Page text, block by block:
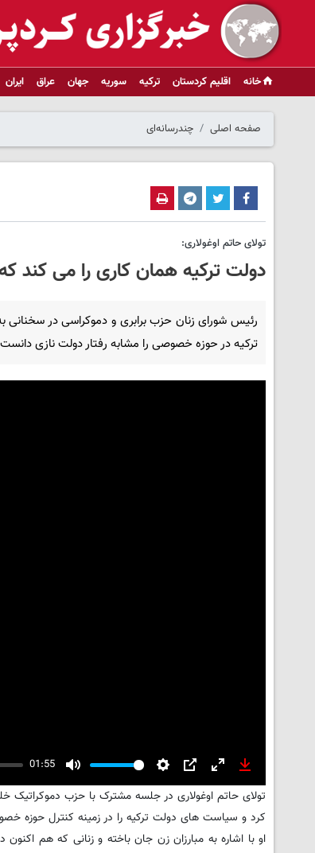
خانه اقلیم کردستان ترکیه سوریه جهان عراق ایران
صفحه اصلی چندرسانه‌ای
تولای حاتم اوغولاری:
دولت ترکیه همان کاری را می کند
رئیس شورای زنان حزب برابری و دموکراسی در
ترکیه در حوزه خصوصی را مشابه رفتار دولت نازی
01:55
Mute Settings
PIP Enter
fullscreen
Download
تولای حاتم اوغولاری در جلسه مشترک با حزب دموکراتیک
کرد و سیاست های دولت ترکیه را در زمینه کنترل حوزه
او با اشاره به مبارزان زن جان باخته و زنانی که هم